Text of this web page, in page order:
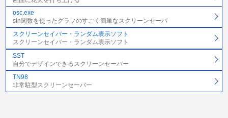
osc.exe
sin関数を使ったグラフのすごく簡単なスクリーンセーバ
スクリーンセイバー・ランダム表示ソフト
スクリーンセイバー・ランダム表示ソフト
SST
自分でデザインできるスクリーンセーバー
TN98
非常駐型スクリーンセーバー